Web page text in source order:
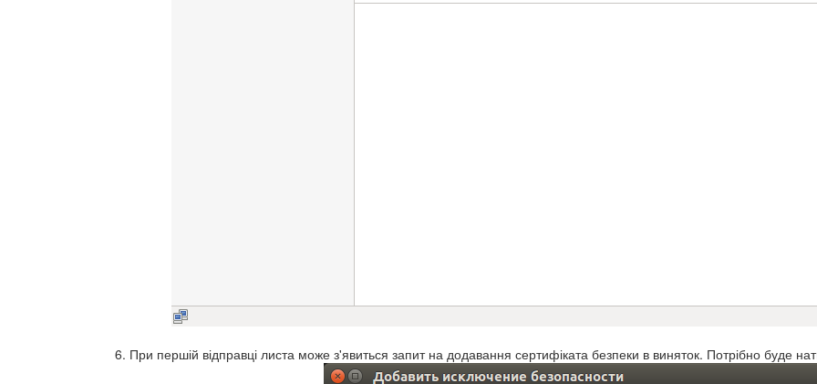
При першій відправці листа може з'явиться запит на додавання сертифіката безпеки в виняток. Потрібно буде